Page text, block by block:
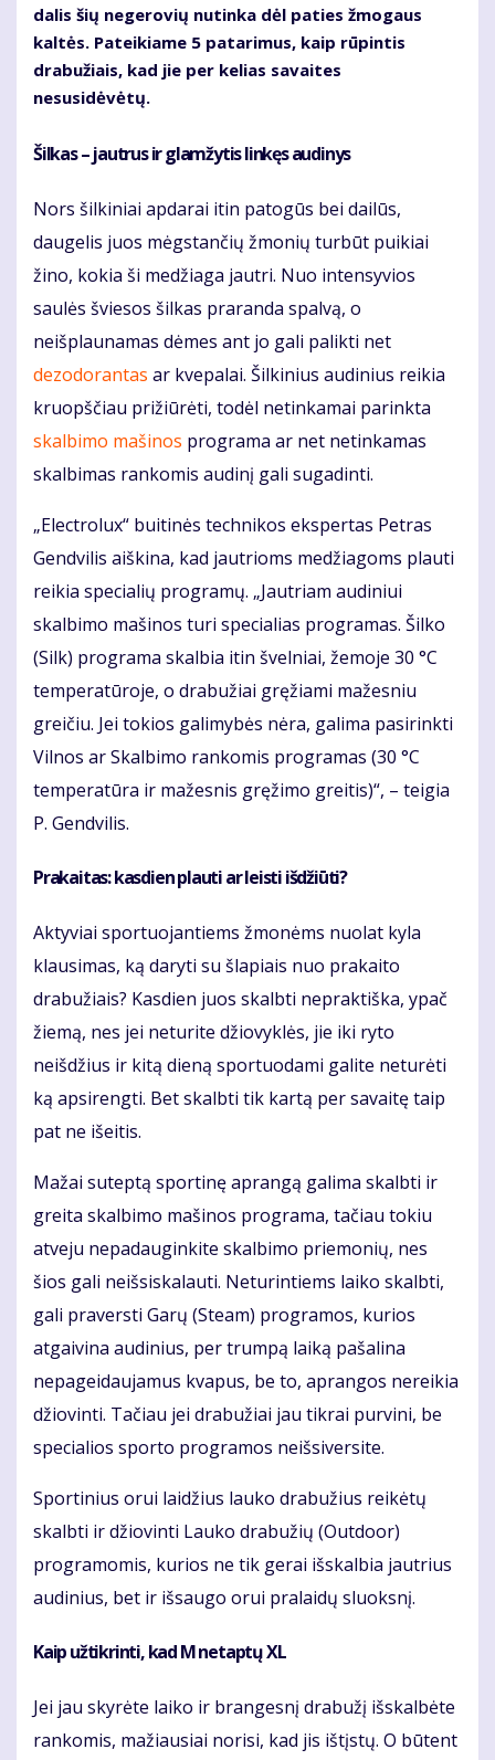
dalis šių negerovių nutinka dėl paties žmogaus
kaltės. Pateikiame 5 patarimus, kaip rūpintis
drabužiais, kad jie per kelias savaites
nesusidėvėtų.
Šilkas – jautrus ir glamžytis linkęs audinys
Nors šilkiniai apdarai itin patogūs bei dailūs,
daugelis juos mėgstančių žmonių turbūt puikiai
žino, kokia ši medžiaga jautri. Nuo intensyvios
saulės šviesos šilkas praranda spalvą, o
neišplaunamas dėmes ant jo gali palikti net
dezodorantas ar kvepalai. Šilkinius audinius reikia
kruopščiau prižiūrėti, todėl netinkamai parinkta
skalbimo mašinos programa ar net netinkamas
skalbimas rankomis audinį gali sugadinti.
„Electrolux“ buitinės technikos ekspertas Petras
Gendvilis aiškina, kad jautrioms medžiagoms plauti
reikia specialių programų. „Jautriam audiniui
skalbimo mašinos turi specialias programas. Šilko
(Silk) programa skalbia itin švelniai, žemoje 30 °C
temperatūroje, o drabužiai gręžiami mažesniu
greičiu. Jei tokios galimybės nėra, galima pasirinkti
Vilnos ar Skalbimo rankomis programas (30 °C
temperatūra ir mažesnis gręžimo greitis)“, – teigia
P. Gendvilis.
Prakaitas: kasdien plauti ar leisti išdžiūti?
Aktyviai sportuojantiems žmonėms nuolat kyla
klausimas, ką daryti su šlapiais nuo prakaito
drabužiais? Kasdien juos skalbti nepraktiška, ypač
žiemą, nes jei neturite džiovyklės, jie iki ryto
neišdžius ir kitą dieną sportuodami galite neturėti
ką apsirengti. Bet skalbti tik kartą per savaitę taip
pat ne išeitis.
Mažai suteptą sportinę aprangą galima skalbti ir
greita skalbimo mašinos programa, tačiau tokiu
atveju nepadauginkite skalbimo priemonių, nes
šios gali neišsiskalauti. Neturintiems laiko skalbti,
gali praversti Garų (Steam) programos, kurios
atgaivina audinius, per trumpą laiką pašalina
nepageidaujamus kvapus, be to, aprangos nereikia
džiovinti. Tačiau jei drabužiai jau tikrai purvini, be
specialios sporto programos neišsiversite.
Sportinius orui laidžius lauko drabužius reikėtų
skalbti ir džiovinti Lauko drabužių (Outdoor)
programomis, kurios ne tik gerai išskalbia jautrius
audinius, bet ir išsaugo orui pralaidų sluoksnį.
Kaip užtikrinti, kad M netaptų XL
Jei jau skyrėte laiko ir brangesnį drabužį išskalbėte
rankomis, mažiausiai norisi, kad jis ištįstų. O būtent